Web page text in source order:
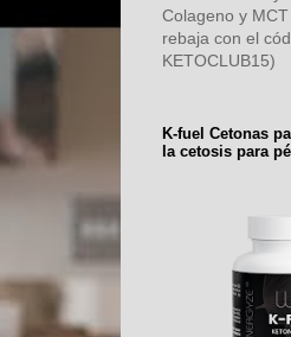
Colageno y
rebaja con el
KETOCLUB15)
K-fuel Cetonas
la cetosis para